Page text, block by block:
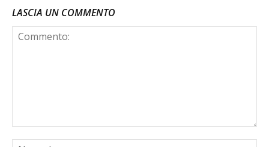
LASCIA UN COMMENTO